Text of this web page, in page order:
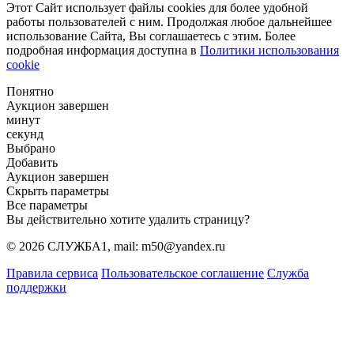
Этот Сайт использует файлы cookies для более удобной
работы пользователей с ним. Продолжая любое дальнейшее
использование Сайта, Вы соглашаетесь с этим. Более
подробная информация доступна в Политики использования
cookie
Понятно
Аукцион завершен
минут
секунд
Выбрано
Добавить
Аукцион завершен
Скрыть параметры
Все параметры
Вы действительно хотите удалить страницу?
© 2026 СЛУЖБА1, mail: m50@yandex.ru
Правила сервиса Пользовательское соглашение Служба
поддержки